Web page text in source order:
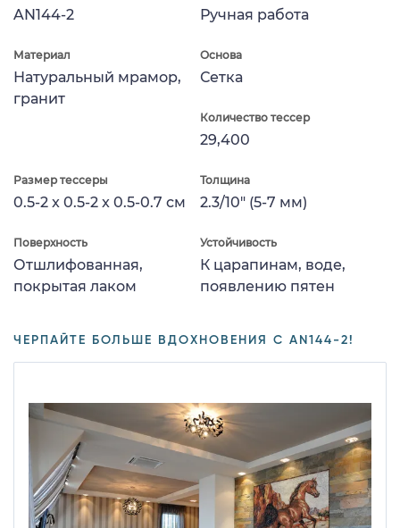
AN144-2 Ручная работа
Материал
Натуральный мрамор,
гранит
Основа
Сетка
Количество тессер
29,400
Размер тессеры
0.5-2 x 0.5-2 x 0.5-0.7 см
Толщина
2.3/10" (5-7 мм)
Поверхность
Отшлифованная,
покрытая лаком
Устойчивость
К царапинам, воде,
появлению пятен
ЧЕРПАЙТЕ БОЛЬШЕ ВДОХНОВЕНИЯ С AN144-2!